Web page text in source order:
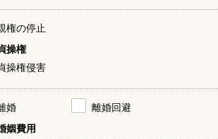
権の停止
操権
操権侵害
婚
離婚回避
姻費用